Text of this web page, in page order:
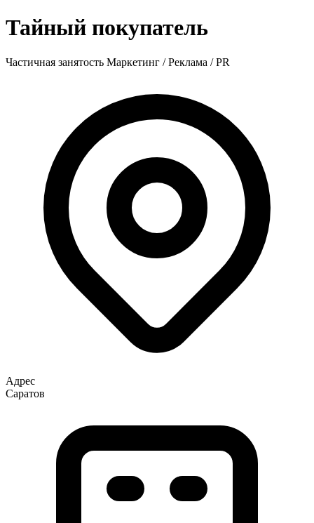
Тайный покупатель
Частичная занятость Маркетинг / Реклама / PR
Адрес
Саратов